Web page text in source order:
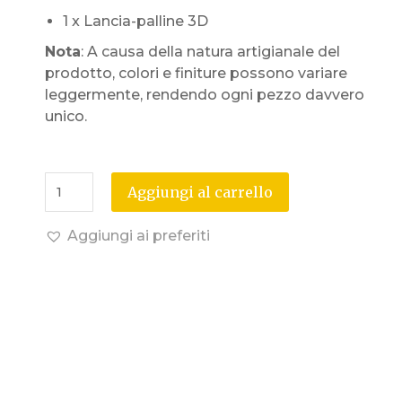
1 x Lancia-palline 3D
Nota: A causa della natura artigianale del
prodotto, colori e finiture possono variare
leggermente, rendendo ogni pezzo davvero
unico.
Aggiungi al carrello
Aggiungi ai preferiti